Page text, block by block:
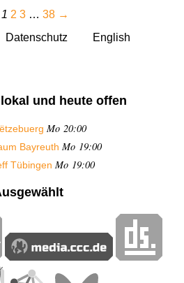
1 2 3 … 38 →
Datenschutz English
und heute offen
Mo 20:00
Bayreuth Mo 19:00
Tübingen Mo 19:00